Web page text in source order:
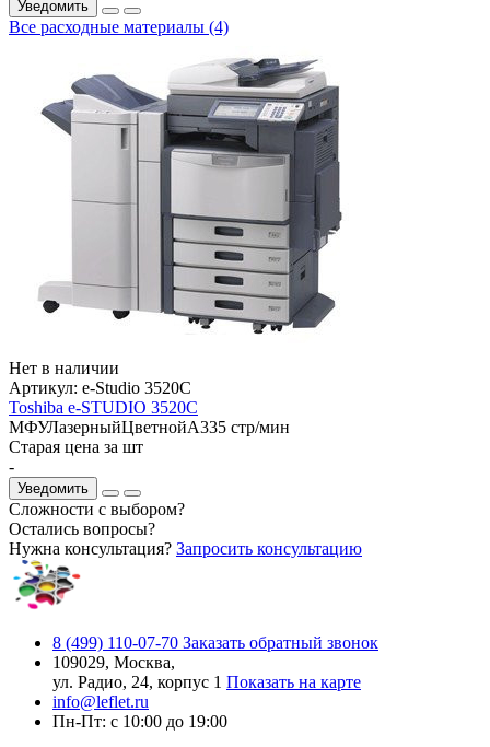
Уведомить
Все расходные материалы (4)
Нет в наличии
Артикул: e-Studio 3520C
Toshiba e-STUDIO 3520C
МФУЛазерныйЦветнойA335 стр/мин
Старая цена за шт
-
Уведомить
Сложности с выбором?
Остались вопросы?
Нужна консультация? Запросить консультацию
8 (499) 110-07-70 Заказать обратный звонок
109029, Москва,
ул. Радио, 24, корпус 1 Показать на карте
info@leflet.ru
Пн-Пт: с 10:00 до 19:00